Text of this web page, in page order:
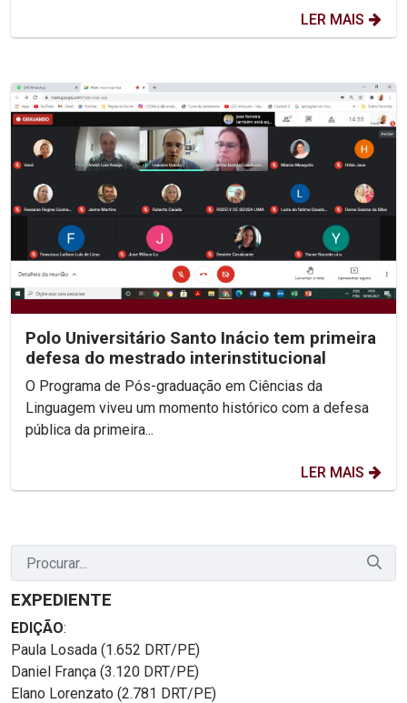
LER MAIS
Polo Universitário Santo Inácio tem primeira
defesa do mestrado interinstitucional
O Programa de Pós-graduação em Ciências da
Linguagem viveu um momento histórico com a defesa
pública da primeira...
LER MAIS
EXPEDIENTE
EDIÇÃO:
Paula Losada (1.652 DRT/PE)
Daniel França (3.120 DRT/PE)
Elano Lorenzato (2.781 DRT/PE)